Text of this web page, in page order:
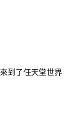
到了任天堂世界